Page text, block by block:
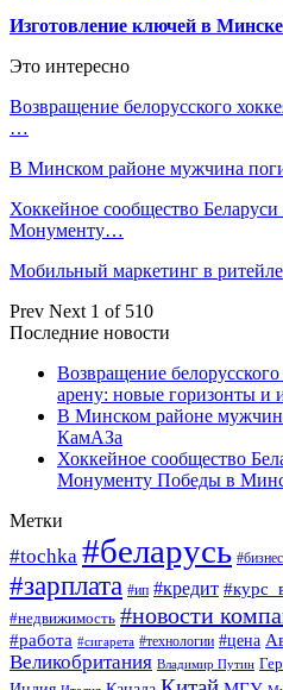
Изготовление ключей в
Это интересно
Возвращение белорусского
…
В Минском районе мужчина
Хоккейное сообщество
Монументу…
Мобильный маркетинг в ритейле
Prev Next 1 of 510
Последние новости
Возвращение
арену: новые горизонты и
В Минском районе
КамАЗа
Хоккейное сообщество
Монументу Победы в
Метки
#tochka #беларусь #бизнес
#зарплата #ип #кредит
#недвижимость #новости
#работа #сигарета #технологии #цена
Великобритания Владимир Путин